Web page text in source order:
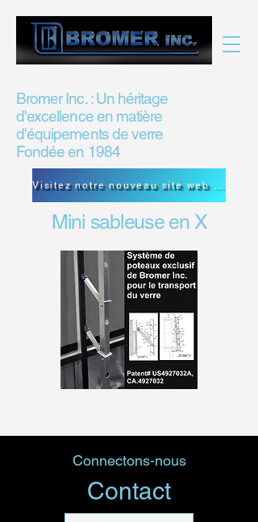
Bromer Inc. : Un héritage
d'excellence en matière
d'équipements de verre
Fondée en 1984
Mini sableuse en X
Visitez notre nouveau site web de Bromer Inc.
Connectons-nous
Contact